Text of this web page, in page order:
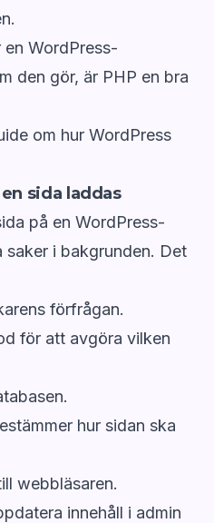
WordPress-
den gör, är PHP en bra
om hur WordPress
sida laddas
på en WordPress-
i bakgrunden. Det
förfrågan.
för att avgöra vilken
hur sidan ska
webbläsaren.
innehåll i admin